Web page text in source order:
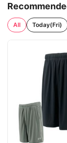
All Today(Fri)